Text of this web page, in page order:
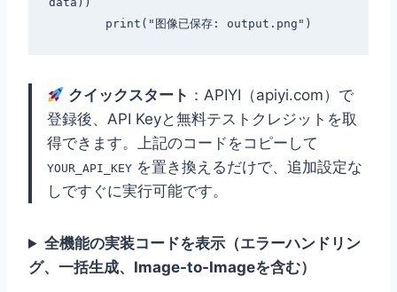
クイックスタート ：APIYI（apiyi.com）で
登録後、API Keyと無料テストクレジットを取
得できます。上記のコードをコピーして
YOUR_API_KEY を置き換えるだけで、追加設定な
しですぐに実行可能です。
全機能の実装コードを表示（エラーハンドリン
グ、一括生成、Image-to-Imageを含む）